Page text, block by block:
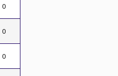
0
0
0